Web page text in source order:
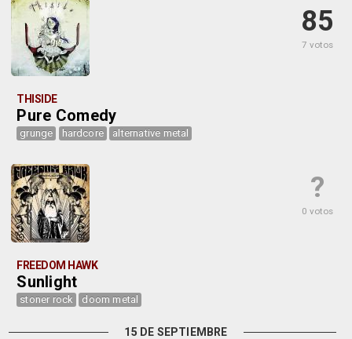
85
7 votos
THISIDE
Pure Comedy
grunge hardcore alternative metal
?
0 votos
FREEDOM HAWK
Sunlight
stoner rock doom metal
15 DE SEPTIEMBRE